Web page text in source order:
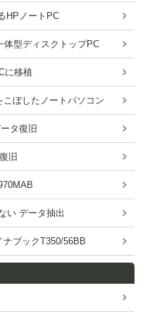
HPノートPC
体型ディスクトップPC
に移植
ぼしたノートパソコン
タ復旧
旧
い データ抽出
ナブックT350/56BB